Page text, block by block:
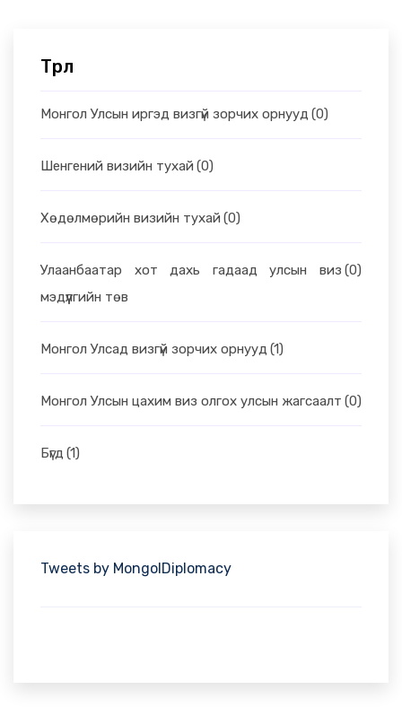
Төрөл
Монгол Улсын иргэд визгүй зорчих орнууд (0)
Шенгений визийн тухай (0)
Хөдөлмөрийн визийн тухай (0)
Улаанбаатар хот дахь гадаад улсын виз
мэдүүлгийн төв
(0)
Монгол Улсад визгүй зорчих орнууд (1)
Монгол Улсын цахим виз олгох улсын жагсаалт (0)
Бүгд (1)
Tweets by MongolDiplomacy